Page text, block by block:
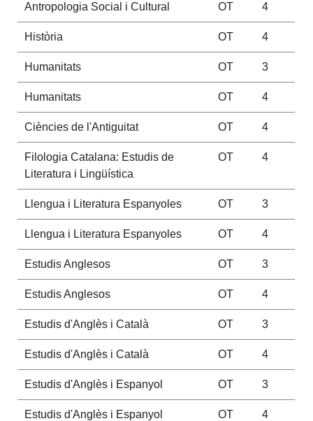
Antropologia Social i Cultural OT 4
Història OT 4
Humanitats OT 3
Humanitats OT 4
Ciències de l'Antiguitat OT 4
Filologia Catalana: Estudis de
Literatura i Lingüística
OT 4
Llengua i Literatura Espanyoles OT 3
Llengua i Literatura Espanyoles OT 4
Estudis Anglesos OT 3
Estudis Anglesos OT 4
Estudis d'Anglès i Català OT 3
Estudis d'Anglès i Català OT 4
Estudis d'Anglès i Espanyol OT 3
Estudis d'Anglès i Espanyol OT 4